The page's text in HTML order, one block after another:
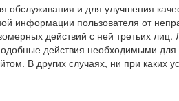
и для улучшения
информации пользователя от
действий с ней третьих
действия необходимыми
В других случаях, ни при